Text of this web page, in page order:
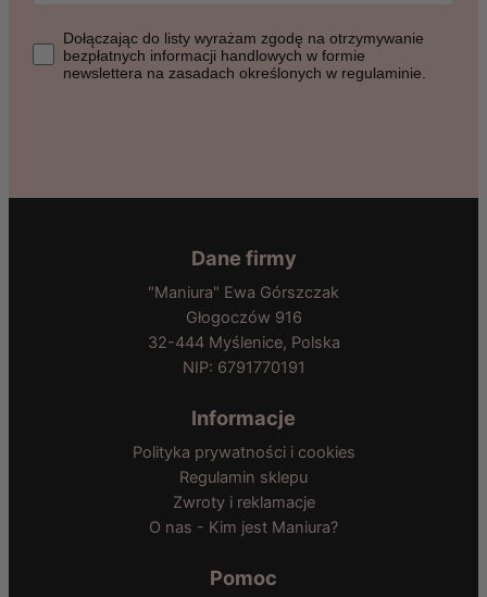
Dołączając do listy wyrażasz zgodę na otrzymywanie
Dołączając do listy wyrażam zgodę na otrzymywanie
bezpłatnych informacji handlowych w formie
newslettera na zasadach określonych w regulaminie.
Dane firmy
"Maniura" Ewa Górszczak
Głogoczów 916
32-444 Myślenice, Polska
NIP: 6791770191
Informacje
Polityka prywatności i cookies
Regulamin sklepu
Zwroty i reklamacje
O nas - Kim jest Maniura?
Pomoc